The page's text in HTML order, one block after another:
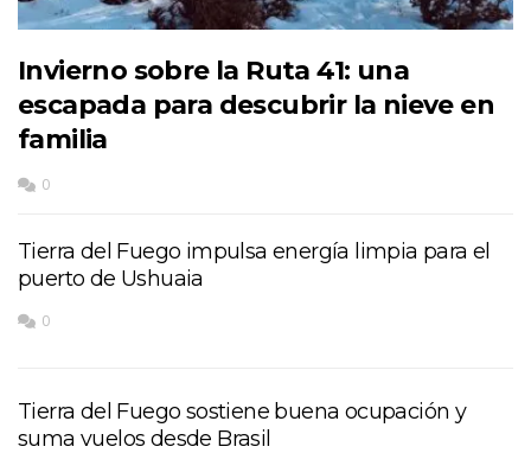
Invierno sobre la Ruta 41: una
escapada para descubrir la nieve en
familia
0
Tierra del Fuego impulsa energía limpia para el
puerto de Ushuaia
0
Tierra del Fuego sostiene buena ocupación y
suma vuelos desde Brasil